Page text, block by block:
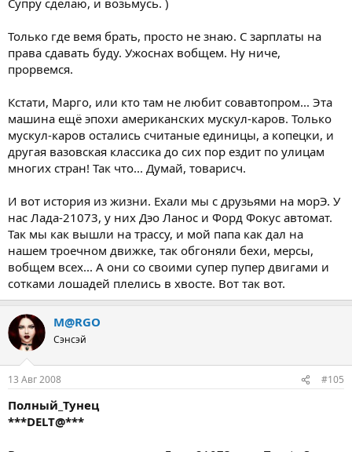
Только где вемя брать, просто не знаю. С зарплаты на
права сдавать буду. Ужоснах вобщем. Ну ниче,
прорвемся.
Кстати, Марго, или кто там не любит совавтопром... Эта
машина ещё эпохи американских мускул-каров. Только
мускул-каров остались считаные единицы, а копецки, и
другая вазовская классика до сих пор ездит по улицам
многих стран! Так что... Думай, товарисч.
И вот история из жизни. Ехали мы с друзьями на морЭ. У
нас Лада-21073, у них Дэо Ланос и Форд Фокус автомат.
Так мы как вышли на трассу, и мой папа как дал на
нашем троечном движке, так обгоняли бехи, мерсы,
вобщем всех... А они со своими супер пупер двигами и
сотками лошадей плелись в хвосте. Вот так вот.
М@RGO
Сэнсэй
13 Авг 2008 #105
Полный_Тунец
***DELT@***